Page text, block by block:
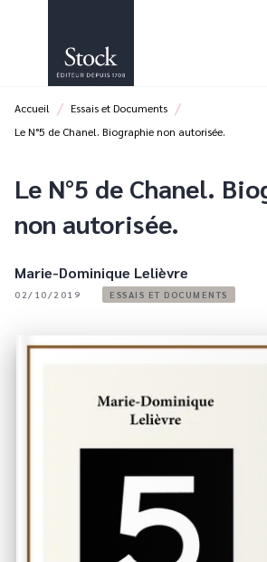
PIED DE PAGE
Accueil / Essais et Documents /
Le N°5 de Chanel. Biographie non autorisée.
Le N°5 de Chanel.
non autorisée.
Marie-Dominique Lelièvre
02/10/2019 ESSAIS ET DOCUMENTS